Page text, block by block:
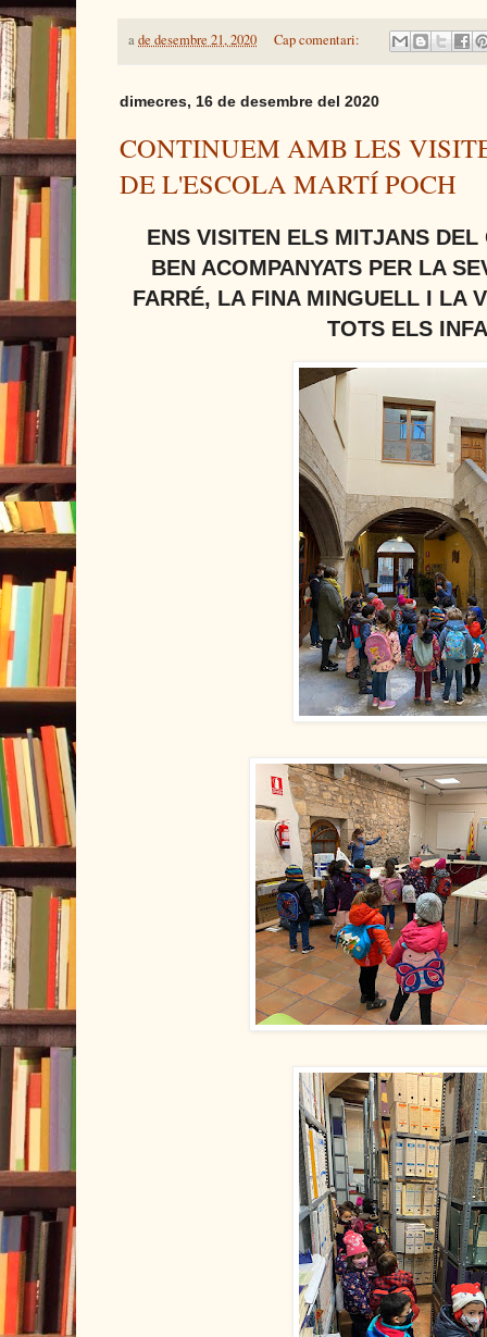
ade desembre 21, 2020 Cap comentari:
dimecres, 16 de desembre del 2020
CONTINUEM AMB LES
DE L'ESCOLA MARTÍ POCH
ENS VISITEN ELS MITJANS
BEN ACOMPANYATS PER LA
FARRÉ, LA FINA MINGUELL I LA
TOTS ELS